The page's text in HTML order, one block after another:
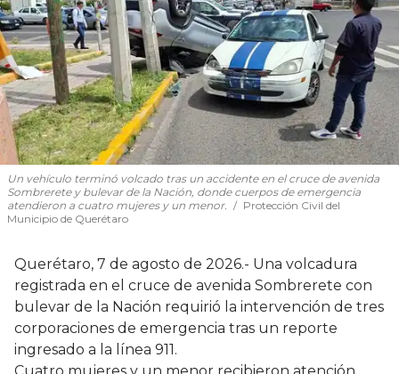
Un vehículo terminó volcado tras un accidente en el cruce de avenida
Sombrerete y bulevar de la Nación, donde cuerpos de emergencia
atendieron a cuatro mujeres y un menor.
Protección Civil del
Municipio de Querétaro
Querétaro, 7 de agosto de 2026.- Una volcadura
registrada en el cruce de avenida Sombrerete con
bulevar de la Nación requirió la intervención de tres
corporaciones de emergencia tras un reporte
ingresado a la línea 911.